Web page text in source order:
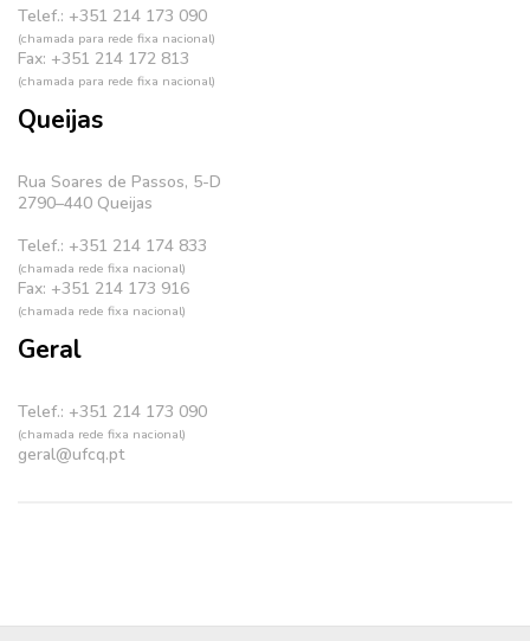
Telef.: +351 214 173 090
(chamada para rede fixa nacional)
Fax: +351 214 172 813
(chamada para rede fixa nacional)
Queijas
Rua Soares de Passos, 5-D
2790–440 Queijas
Telef.: +351 214 174 833
(chamada rede fixa nacional)
Fax: +351 214 173 916
(chamada rede fixa nacional)
Geral
Telef.: +351 214 173 090
(chamada rede fixa nacional)
geral@ufcq.pt